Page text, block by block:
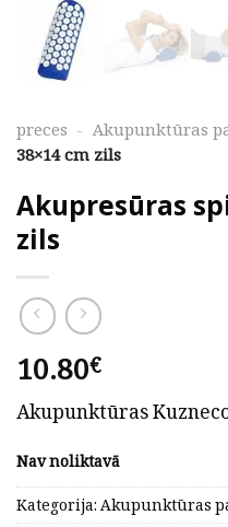
preces - Akupunktūras
38×14 cm zils
Akupresūras
zils
10.80€
Akupunktūras
Nav noliktavā
Kategorija:Akupunktūras